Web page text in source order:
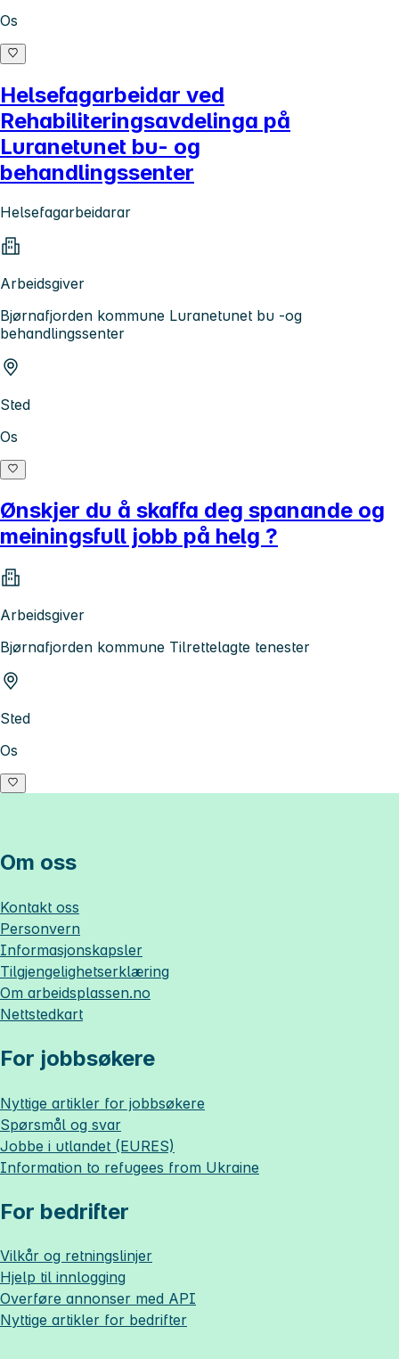
Os
Helsefagarbeidar ved
Rehabiliteringsavdelinga på
Luranetunet bu- og
behandlingssenter
Helsefagarbeidarar
Arbeidsgiver
Bjørnafjorden kommune Luranetunet bu -og
behandlingssenter
Sted
Os
Ønskjer du å skaffa deg spanande og
meiningsfull jobb på helg ?
Arbeidsgiver
Bjørnafjorden kommune Tilrettelagte tenester
Sted
Os
Om oss
Kontakt oss
Personvern
Informasjonskapsler
Tilgjengelighetserklæring
Om arbeidsplassen.no
Nettstedkart
For jobbsøkere
Nyttige artikler for jobbsøkere
Spørsmål og svar
Jobbe i utlandet (EURES)
Information to refugees from Ukraine
For bedrifter
Vilkår og retningslinjer
Hjelp til innlogging
Overføre annonser med API
Nyttige artikler for bedrifter